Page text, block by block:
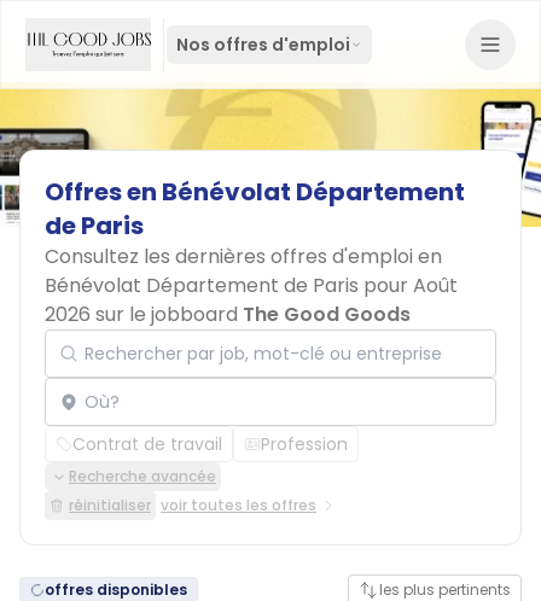
Nos offres d'emploi
Offresen Bénévolat Département
deParis
Consultez les dernières offres d'emploi en
Bénévolat Département de Paris pour Août
2026 sur le jobboard The Good Goods
Rechercher par job, mot-clé ou entreprise
Localisation
Contrat de travail Profession
Recherche avancée
réinitialiser voir toutes les offres
offres disponibles les plus pertinents